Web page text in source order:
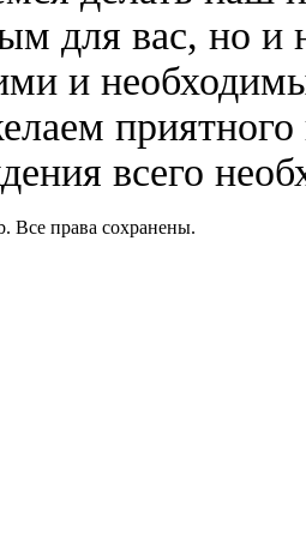
для вас, но и
и
всего
Все права сохранены.